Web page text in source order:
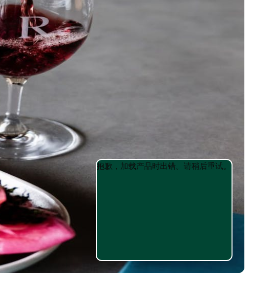
Product
Product
抱歉，加载产品时出错。请稍后重试。